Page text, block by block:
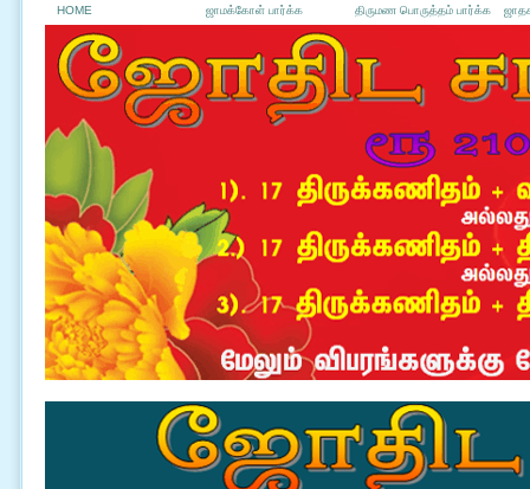
HOME ஜாமக்கோள் பார்க்க திருமண பொருத்தம் பார்க்க